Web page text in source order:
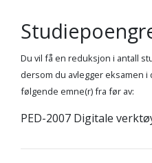
Du vil få en reduksjon i antall
dersom du avlegger eksamen
følgende emne(r) fra før av:
PED-2007 Digitale